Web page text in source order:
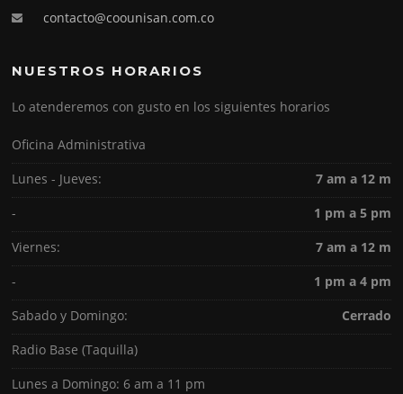
contacto@coounisan.com.co
NUESTROS HORARIOS
Lo atenderemos con gusto en los siguientes horarios
Oficina Administrativa
Lunes - Jueves:
7 am a 12 m
-
1 pm a 5 pm
Viernes:
7 am a 12 m
-
1 pm a 4 pm
Sabado y Domingo:
Cerrado
Radio Base (Taquilla)
Lunes a Domingo: 6 am a 11 pm